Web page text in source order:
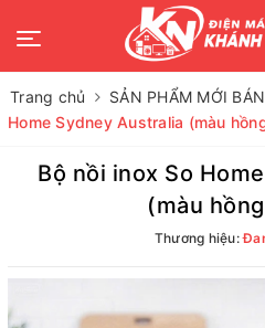
Trang chủ SẢN PHẨM MỚI
Home Sydney Australia (màu
Bộ nồi inox So
(màu
Thương hiệu: